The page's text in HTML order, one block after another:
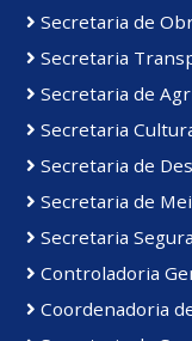
Secretaria de
Secretaria
Secretaria de
Secretaria
Secretaria de
Secretaria de
Secretaria
Controladoria
Coordenadoria